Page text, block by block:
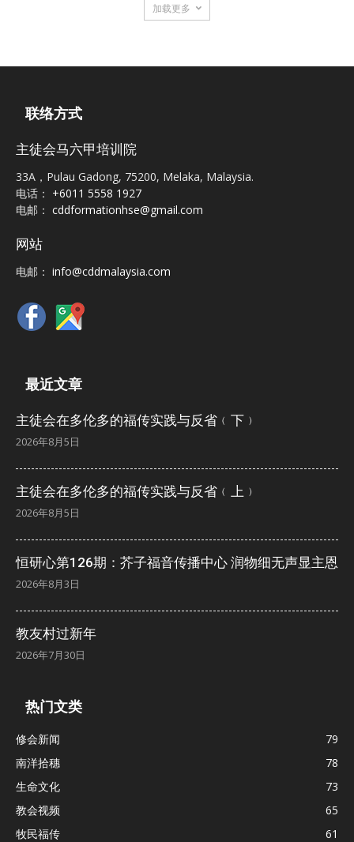
加载更多
联络方式
主徒会马六甲培训院
33A，Pulau Gadong, 75200, Melaka, Malaysia.
电话： +6011 5558 1927
电邮： cddformationhse@gmail.com
网站
电邮： info@cddmalaysia.com
最近文章
主徒会在多伦多的福传实践与反省﹙下﹚
2026年8月5日
主徒会在多伦多的福传实践与反省﹙上﹚
2026年8月5日
恒研心第126期：芥子福音传播中心 润物细无声显主恩
2026年8月3日
教友村过新年
2026年7月30日
热门文类
修会新闻
79
南洋拾穗
78
生命文化
73
教会视频
65
牧民福传
61